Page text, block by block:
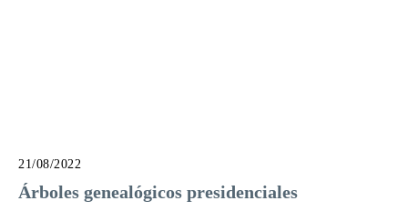
21/08/2022
Árboles genealógicos presidenciales